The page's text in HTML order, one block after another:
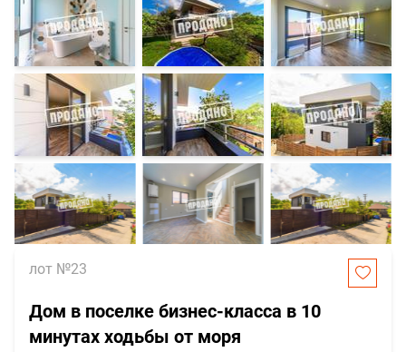
лот №23
Дом в поселке бизнес-класса в 10
минутах ходьбы от моря